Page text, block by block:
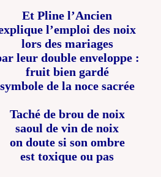
Et Pline l’Ancien
l’emploi des noix
lors des mariages
leur double enveloppe :
fruit bien gardé
symbole de la noce sacrée
Taché de brou de noix
saoul de vin de noix
on doute si son ombre
est toxique ou pas